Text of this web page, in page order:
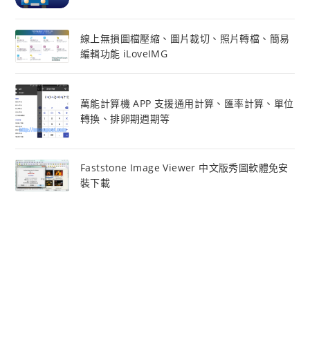
線上無損圖檔壓縮、圖片裁切、照片轉檔、簡易
編輯功能 iLoveIMG
萬能計算機 APP 支援通用計算、匯率計算、單位
轉換、排卵期週期等
Faststone Image Viewer 中文版秀圖軟體免安
裝下載